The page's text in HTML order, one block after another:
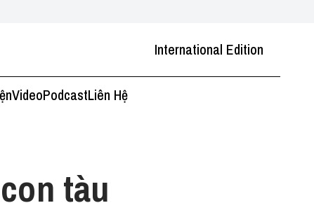
International Edition
VideoPodcastLiên Hệ
tàu